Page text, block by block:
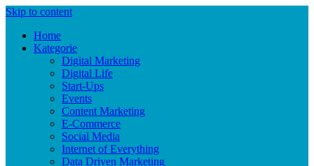
Skip to content
Home
Kategorie
Digital Marketing
Digital Life
Start-Ups
Events
Content Marketing
E-Commerce
Social Media
Internet of Everything
Data Driven Marketing